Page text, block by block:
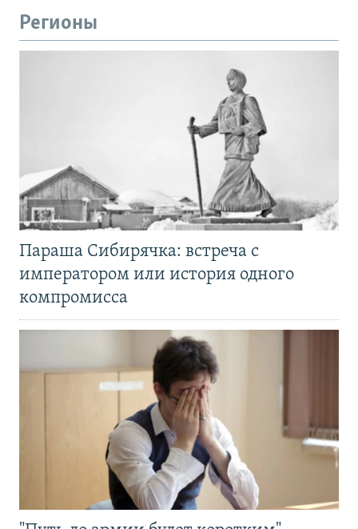
Регионы
Параша Сибирячка: встреча с
императором или история одного
компромисса